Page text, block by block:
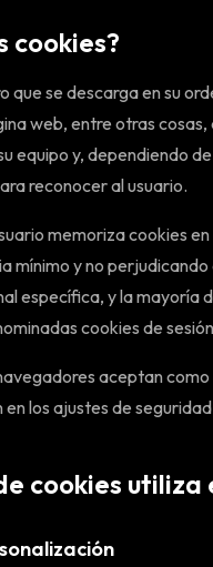
cookies?
que se descarga en su
web, entre otras
equipo y, dependiendo
reconocer al usuario.
memoriza cookies
mínimo y no
específica, y la mayoría
cookies de
aceptan
los ajustes de
cookies utiliza